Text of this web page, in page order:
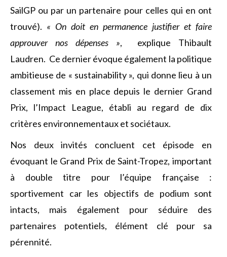
SailGP ou par un partenaire pour celles qui en ont
trouvé). « On doit en permanence justifier et faire
approuver nos dépenses », explique Thibault
Laudren. Ce dernier évoque également la politique
ambitieuse de « sustainability », qui donne lieu à un
classement mis en place depuis le dernier Grand
Prix, l’Impact League, établi au regard de dix
critères environnementaux et sociétaux.
Nos deux invités concluent cet épisode en
évoquant le Grand Prix de Saint-Tropez, important
à double titre pour l’équipe française :
sportivement car les objectifs de podium sont
intacts, mais également pour séduire des
partenaires potentiels, élément clé pour sa
pérennité.